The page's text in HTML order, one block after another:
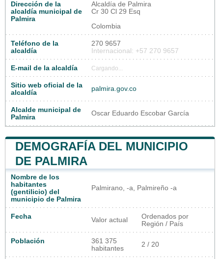
Dirección de la
alcaldía municipal de
Palmira
Alcaldía de Palmira
Cr 30 Cl 29 Esq
Colombia
Teléfono de la
alcaldía
270 9657
Internacional: +57 270 9657
E-mail de la alcaldía Cargando...
Sitio web oficial de la
alcaldía
palmira.gov.co
Alcalde municipal de
Palmira
Oscar Eduardo Escobar García
DEMOGRAFÍA DEL MUNICIPIO
DE PALMIRA
Nombre de los
habitantes
(gentilicio) del
municipio de Palmira
Palmirano, -a, Palmireño -a
Fecha Valor actual
Ordenados por
Región / País
Población
361 375
habitantes
2 / 20